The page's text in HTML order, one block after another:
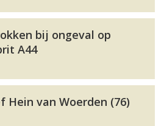
bij ongeval op
A44
Hein van Woerden (76)